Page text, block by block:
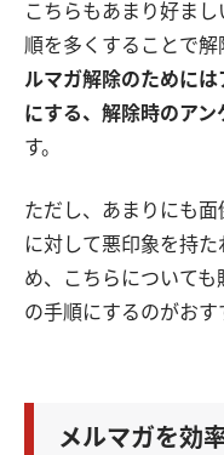
こちらもあまり好ま
順を多くすることで解
ルマガ解除のために
にする、解除時のア
す。
ただし、あまりにも
に対して悪印象を持
め、こちらについて
の手順にするのがおす
メルマガを効